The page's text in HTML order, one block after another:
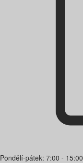
Pondělí-pátek: 7:00 - 15:00